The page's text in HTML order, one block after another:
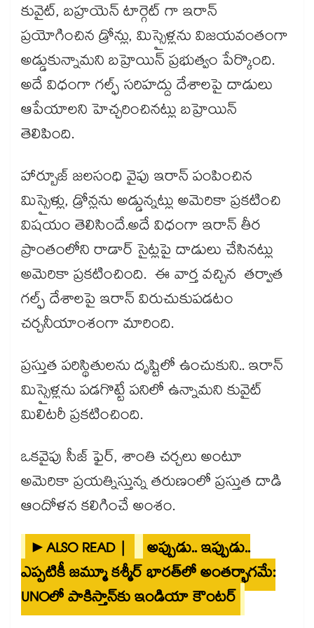
కువైట్, బహ్రయెన్ టార్గెట్ గా ఇరాన్
ప్రయోగించిన డ్రోన్లు, మిస్సైళ్లను విజయవంతంగా
అడ్డుకున్నామని బహ్రెయిన్ ప్రభుత్వం పేర్కొంది.
అదే విధంగా గల్ఫ్ సరిహద్దు దేశాలపై దాడులు
ఆపేయాలని హెచ్చరించినట్లు బహ్రెయిన్
తెలిపింది.
హార్బూజ్ జలసంధి వైపు ఇరాన్ పంపించిన
మిస్సైళ్లు, డ్రోన్లను అడ్డున్నట్లు అమెరికా ప్రకటించి
విషయం తెలిసిందే.అదే విధంగా ఇరాన్ తీర
ప్రాంతంలోని రాడార్ సైట్లపై దాడులు చేసినట్లు
అమెరికా ప్రకటించింది. ఈ వార్త వచ్చిన తర్వాత
గల్ఫ్ దేశాలపై ఇరాన్ విరుచుకుపడటం
చర్చనీయాంశంగా మారింది.
ప్రస్తుత పరిస్థితులను దృష్టిలో ఉంచుకుని.. ఇరాన్
మిస్సైళ్లను పడగొట్టే పనిలో ఉన్నామని కువైట్
మిలిటరీ ప్రకటించింది.
ఒకవైపు సీజ్ ఫైర్, శాంతి చర్చలు అంటూ
అమెరికా ప్రయత్నిస్తున్న తరుణంలో ప్రస్తుత దాడి
ఆందోళన కలిగించే అంశం.
►ALSO READ |
అప్పుడు.. ఇప్పుడు..
ఎప్పటికీ జమ్మూ కశ్మీర్ భారత్‎లో అంతర్భాగమే:
UNOలో పాకిస్తాన్‎కు ఇండియా కౌంటర్